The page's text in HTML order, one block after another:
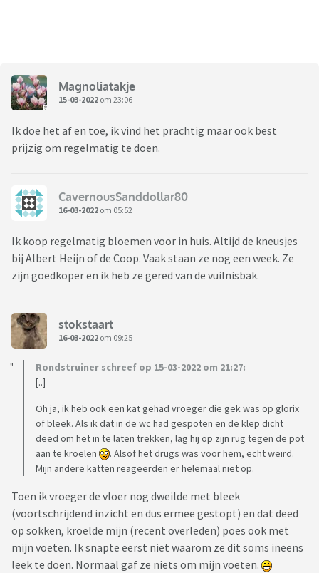
Magnoliatakje
15-03-2022 om 23:06
Ik doe het af en toe, ik vind het prachtig maar ook best
prijzig om regelmatig te doen.
CavernousSanddollar80
16-03-2022 om 05:52
Ik koop regelmatig bloemen voor in huis. Altijd de kneusjes
bij Albert Heijn of de Coop. Vaak staan ze nog een week. Ze
zijn goedkoper en ik heb ze gered van de vuilnisbak.
stokstaart
16-03-2022 om 09:25
Rondstruiner schreef op 15-03-2022 om 21:27:
[..]
Oh ja, ik heb ook een kat gehad vroeger die gek was op glorix
of bleek. Als ik dat in de wc had gespoten en de klep dicht
deed om het in te laten trekken, lag hij op zijn rug tegen de pot
aan te kroelen
. Alsof het drugs was voor hem, echt weird.
Mijn andere katten reageerden er helemaal niet op.
Toen ik vroeger de vloer nog dweilde met bleek
(voortschrijdend inzicht en dus ermee gestopt) en dat deed
op sokken, kroelde mijn (recent overleden) poes ook met
mijn voeten. Ik snapte eerst niet waarom ze dit soms ineens
leek te doen. Normaal gaf ze niets om mijn voeten.